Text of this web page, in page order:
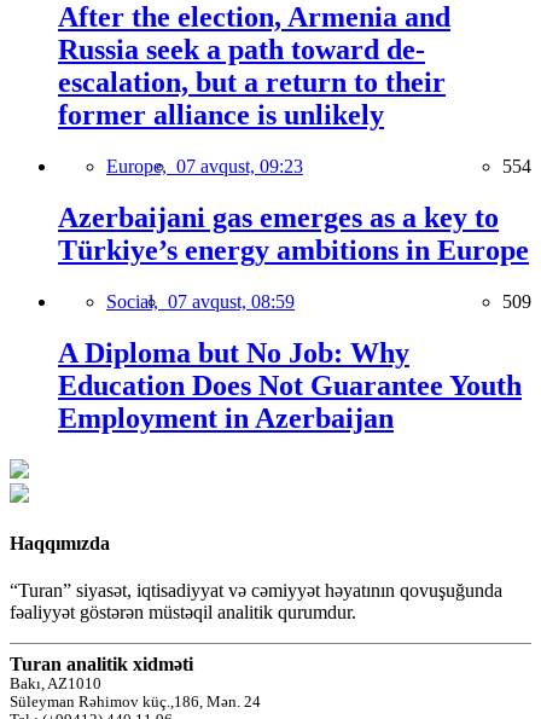
After the election, Armenia and
Russia seek a path toward de-
escalation, but a return to their
former alliance is unlikely
Europe, 07 avqust, 09:23 554
Azerbaijani gas emerges as a key to
Türkiye’s energy ambitions in Europe
Social, 07 avqust, 08:59 509
A Diploma but No Job: Why
Education Does Not Guarantee Youth
Employment in Azerbaijan
Haqqımızda
“Turan” siyasət, iqtisadiyyat və cəmiyyət həyatının qovuşuğunda
fəaliyyət göstərən müstəqil analitik qurumdur.
Turan analitik xidməti
Bakı, AZ1010
Süleyman Rəhimov küç.,186, Mən. 24